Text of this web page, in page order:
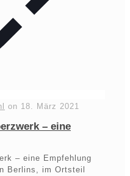
on 18. März 2021
– eine
– eine Empfehlung
Berlins, im Ortsteil